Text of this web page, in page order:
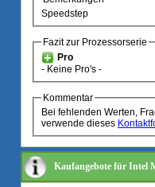
Speedstep
Fazit zur Prozessorserie
Pro
- Keine Pro's -
Kommentar
Bei fehlenden Werten,
verwende dieses
Kaufangebote für Intel